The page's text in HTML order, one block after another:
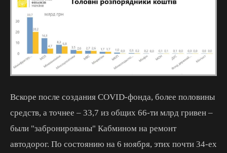
Вскоре после создания COVID-фонда, более половины
средств, а точнее – 33,7 из общих 66-ти млрд гривен –
были "забронированы" Кабмином на ремонт
автодорог. По состоянию на 6 ноября, этих почти 34-ех